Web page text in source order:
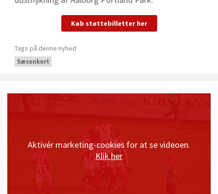
Køb støttebilletter her
Tags på denne nyhed
Sæsonkort
Aktivér marketing-cookies for at se videoen.
Klik her